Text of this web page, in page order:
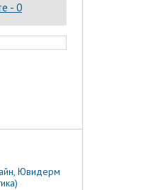
- 0
Ювидерм